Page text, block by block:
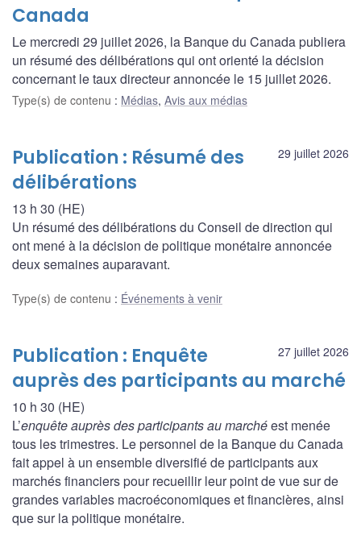
Canada
Le mercredi 29 juillet 2026, la Banque du Canada publiera
un résumé des délibérations qui ont orienté la décision
concernant le taux directeur annoncée le 15 juillet 2026.
Type(s) de contenu : Médias, Avis aux médias
29 juillet 2026
Publication : Résumé des
délibérations
13 h 30 (HE)
Un résumé des délibérations du Conseil de direction qui
ont mené à la décision de politique monétaire annoncée
deux semaines auparavant.
Type(s) de contenu : Événements à venir
27 juillet 2026
Publication : Enquête
auprès des participants au marché
10 h 30 (HE)
L’enquête auprès des participants au marchéest menée
tous les trimestres. Le personnel de la Banque du Canada
fait appel à un ensemble diversifié de participants aux
marchés financiers pour recueillir leur point de vue sur de
grandes variables macroéconomiques et financières, ainsi
que sur la politique monétaire.